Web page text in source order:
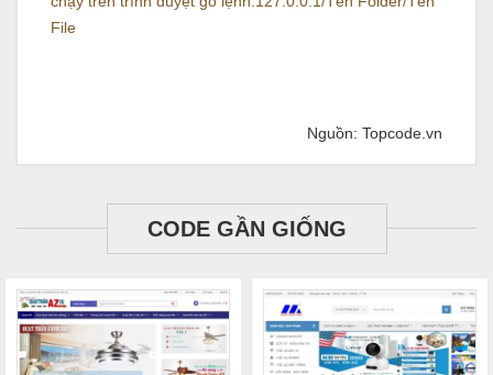
File
Nguồn: Topcode.vn
CODE GẦN GIỐNG